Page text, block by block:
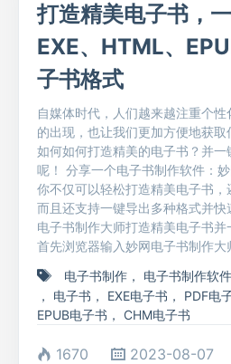
打造精美电子书，一
EXE、HTML、
子书格式
自媒体时代，人们越来越注重个
的出现，也让我们更加方便地获取
如何如何打造精美的电子书？并
呢！ 分享一个电子书制作软件：
你不仅可以轻松打造精美电子书，
而且还支持一键导出多种格式并
电子书制作大师打造精美电子书
首先浏览器输入妙网电子书制作大
电子书制作 ， 电子书制作软件
， 电子书 ， EXE电子书 ， PDF电
EPUB电子书 ， CHM电子书
1670 2023-08-07